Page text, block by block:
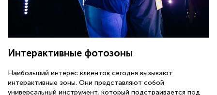
Интерактивные фотозоны
Наибольший интерес клиентов сегодня вызывают
интерактивные зоны. Они представляют собой
универсальный инструмент, который подстраивается под